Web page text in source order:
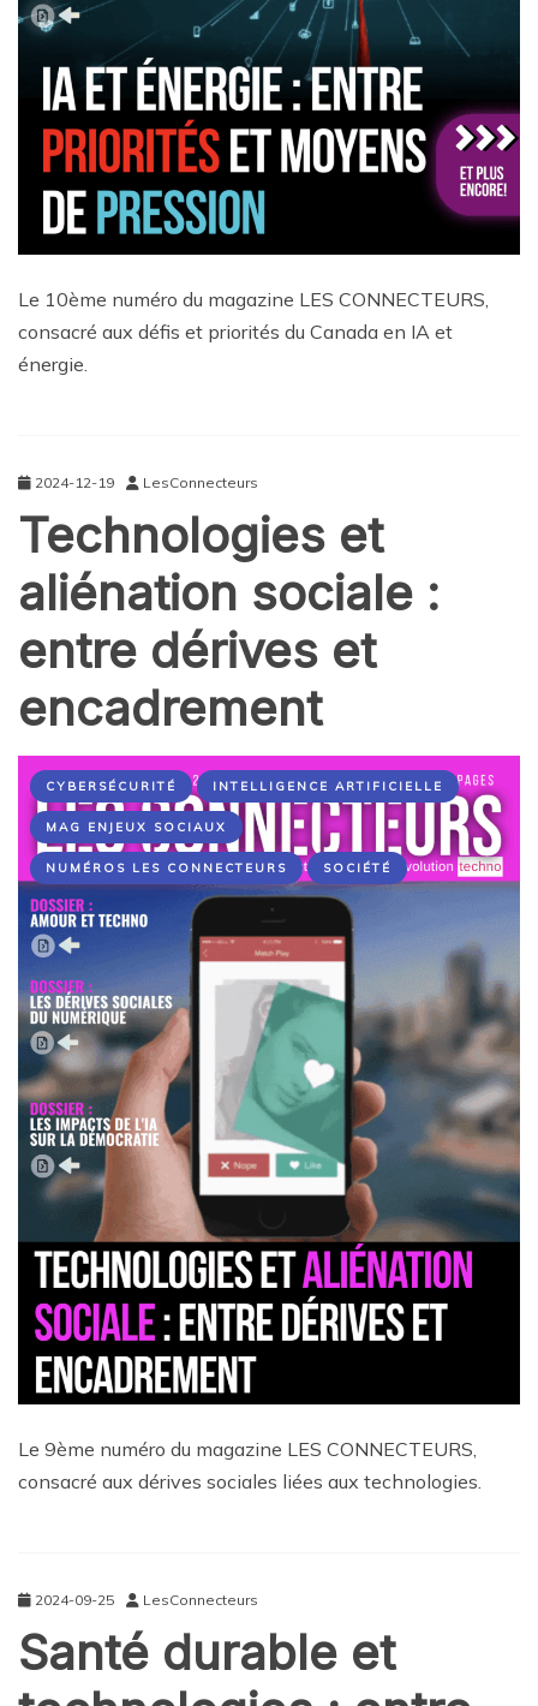
Le 10ème numéro du magazine LES CONNECTEURS,
consacré aux défis et priorités du Canada en IA et
énergie.
2024-12-19 LesConnecteurs
Technologies et
aliénation sociale :
entre dérives et
encadrement
CYBERSÉCURITÉ INTELLIGENCE ARTIFICIELLE
MAG ENJEUX SOCIAUX
NUMÉROS LES CONNECTEURS SOCIÉTÉ
Le 9ème numéro du magazine LES CONNECTEURS,
consacré aux dérives sociales liées aux technologies.
2024-09-25 LesConnecteurs
Santé durable et